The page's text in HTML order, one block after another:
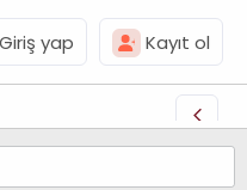
Giriş yap Kayıt ol